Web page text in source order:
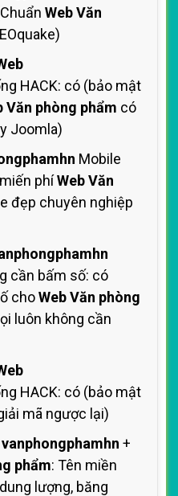
Web Văn
HACK: có (bảo mật
Văn phòng phẩm có
Joomla)
Mobile
phíWeb Văn
đẹp chuyên nghiệp
cần bấm số: có
choWeb Văn phòng
luôn không cần
HACK: có (bảo mật
mã ngược lại)
vanphongphamhn +
phẩm: Tên miền
lượng, băng